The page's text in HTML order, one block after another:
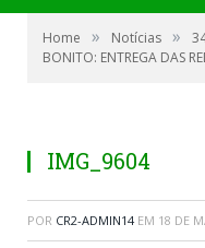
Home » Notícias »
BONITO: ENTREGA DAS
IMG_9604
POR CR2-ADMIN14 EM 18 DE